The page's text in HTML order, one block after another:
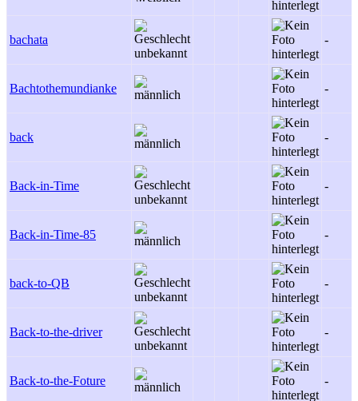
bachata -
Bachtothemundianke -
back -
Back-in-Time -
Back-in-Time-85 -
back-to-QB -
Back-to-the-driver -
Back-to-the-Foture -